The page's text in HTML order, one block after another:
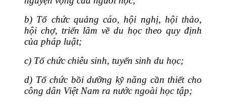
b) Tổ chức quảng cáo, hội nghị, hội thảo,
hội chợ, triển lãm về du học theo quy định
của pháp luật;
c) Tổ chức chiêu sinh, tuyển sinh du học;
d) Tổ chức bồi dưỡng kỹ năng cần thiết cho
công dân Việt Nam ra nước ngoài học tập;